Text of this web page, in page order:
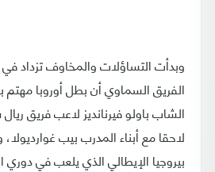
الفريق السماوي أن بطل أوروبا مهتم
الشاب باولو فيرنانديز لاعب فريق
لاحقا مع أبناء المدرب بيب
بيروجيا الإيطالي الذي يلعب في دوري